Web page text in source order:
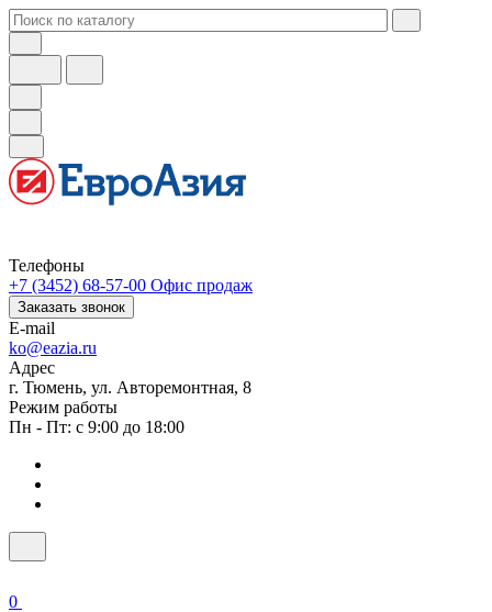
Телефоны
+7 (3452) 68-57-00 Офис продаж
Заказать звонок
E-mail
ko@eazia.ru
Адрес
г. Тюмень, ул. Авторемонтная, 8
Режим работы
Пн - Пт: с 9:00 до 18:00
0